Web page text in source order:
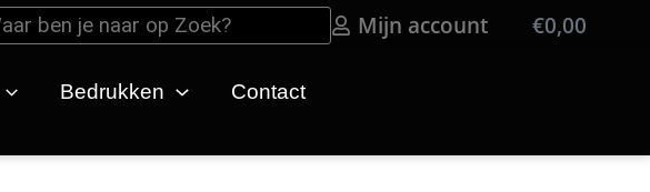
Mijn account €0,00
Bedrukken Contact